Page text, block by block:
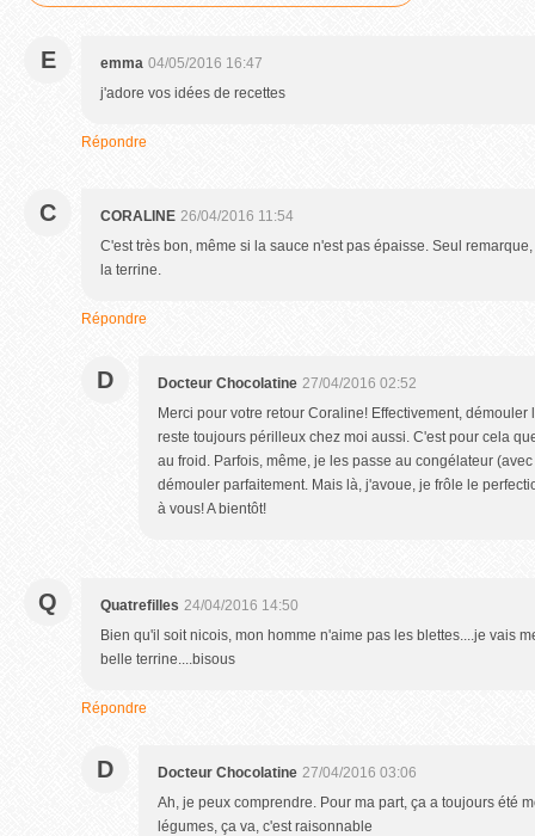
E emma 04/05/2016 16:47
j'adore vos idées de recettes
Répondre
C CORALINE 26/04/2016 11:54
C'est très bon, même si la sauce n'est pas épaisse. Seul
la terrine.
Répondre
D Docteur Chocolatine 27/04/2016 02:52
Merci pour votre retour Coraline! Effectivement,
reste toujours périlleux chez moi aussi. C'est pour cela
au froid. Parfois, même, je les passe au congélateur
démouler parfaitement. Mais là, j'avoue, je frôle le
à vous! A bientôt!
Q Quatrefilles 24/04/2016 14:50
Bien qu'il soit nicois, mon homme n'aime pas les blettes....je vais
belle terrine....bisous
Répondre
D Docteur Chocolatine 27/04/2016 03:06
Ah, je peux comprendre. Pour ma part, ça a toujours été
légumes, ça va, c'est raisonnable